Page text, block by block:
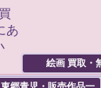
絵画 買取・